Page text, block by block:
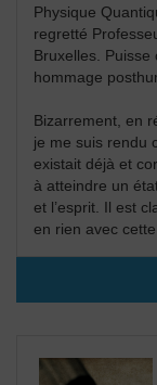
Physique
regretté
Bruxelles.
hommage
Bizarrement, en
je me suis rendu
existait déjà et
à atteindre un
et l’esprit. Il est
en rien avec cette